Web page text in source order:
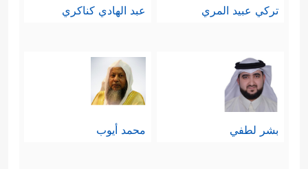
تركي عبيد المري عبد الهادي كناكري
بشر لطفي محمد أيوب